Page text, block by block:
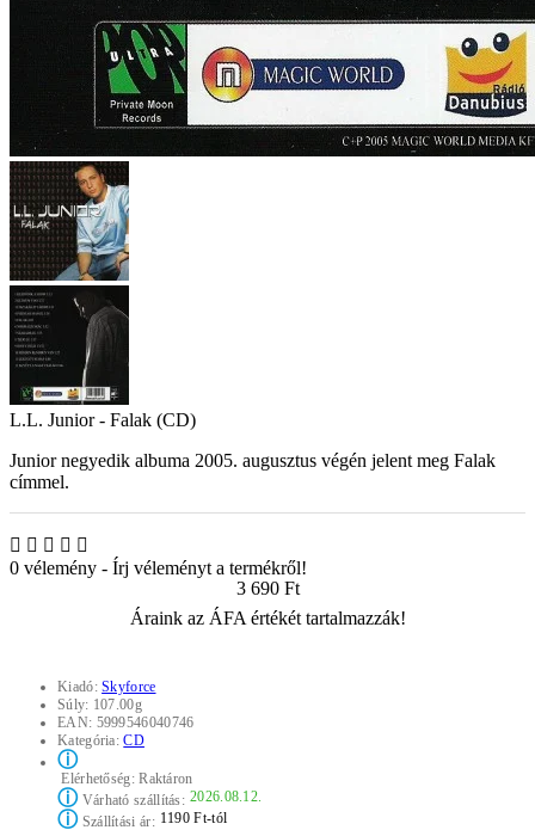
L.L. Junior - Falak (CD)
Junior negyedik albuma 2005. augusztus végén jelent meg Falak
címmel.
0 vélemény - Írj véleményt a termékről!
3 690 Ft
Áraink az ÁFA értékét tartalmazzák!
Kiadó:Skyforce
Súly: 107.00g
EAN: 5999546040746
Kategória:CD
ⓘ
Elérhetőség:Raktáron
ⓘVárható szállítás: 2026.08.12.
ⓘSzállítási ár: 1190 Ft-tól